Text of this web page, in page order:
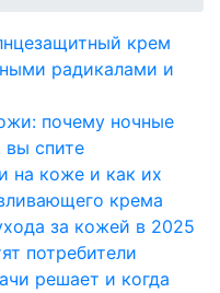
крем
радикалами и
почему ночные
вы спите
на коже и как их
крема
за кожей в 2025
потребители
решает и когда